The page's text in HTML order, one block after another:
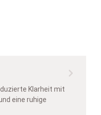
Klarheit mit
eine ruhige